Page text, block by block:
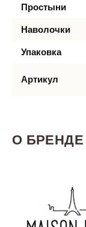
Простыни
Наволочки
Упаковка
Артикул
О БРЕНДЕ